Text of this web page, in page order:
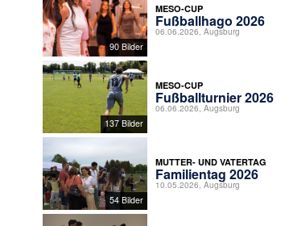
90 Bilder
MESO-CUP
Fußballhago 2026
06.06.2026, Augsburg
137 Bilder
MESO-CUP
Fußballturnier 2026
06.06.2026, Augsburg
54 Bilder
MUTTER- UND VATERTAG
Familientag 2026
10.05.2026, Augsburg